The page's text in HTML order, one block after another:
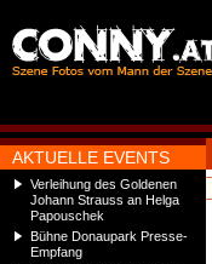
AKTUELLE EVENTS
Verleihung des Goldenen
Johann Strauss an Helga
Papouschek
Bühne Donaupark Presse-
Empfang